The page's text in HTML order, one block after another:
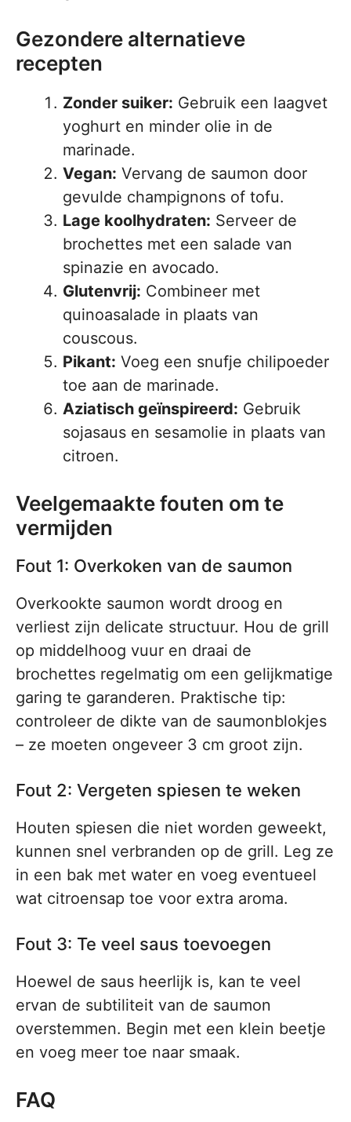
Gezondere alternatieve
recepten
Zonder suiker: Gebruik een laagvet
yoghurt en minder olie in de
marinade.
Vegan: Vervang de saumon door
gevulde champignons of tofu.
Lage koolhydraten: Serveer de
brochettes met een salade van
spinazie en avocado.
Glutenvrij: Combineer met
quinoasalade in plaats van
couscous.
Pikant: Voeg een snufje chilipoeder
toe aan de marinade.
Aziatisch geïnspireerd: Gebruik
sojasaus en sesamolie in plaats van
citroen.
Veelgemaakte fouten om te
vermijden
Fout 1: Overkoken van de saumon
Overkookte saumon wordt droog en
verliest zijn delicate structuur. Hou de grill
op middelhoog vuur en draai de
brochettes regelmatig om een gelijkmatige
garing te garanderen. Praktische tip:
controleer de dikte van de saumonblokjes
– ze moeten ongeveer 3 cm groot zijn.
Fout 2: Vergeten spiesen te weken
Houten spiesen die niet worden geweekt,
kunnen snel verbranden op de grill. Leg ze
in een bak met water en voeg eventueel
wat citroensap toe voor extra aroma.
Fout 3: Te veel saus toevoegen
Hoewel de saus heerlijk is, kan te veel
ervan de subtiliteit van de saumon
overstemmen. Begin met een klein beetje
en voeg meer toe naar smaak.
FAQ